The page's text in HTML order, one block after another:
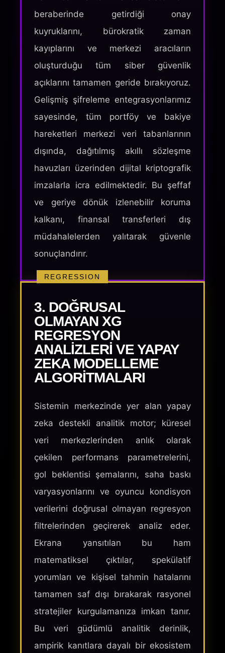
beraberinde getirdiği onay
kuyruklarını, bürokratik zaman
kayıplarını ve merkezi aracıların
oluşturduğu tüm siber güvenlik
açıklarını tamamen geride bırakıyoruz.
Gelişmiş şifreleme entegrasyonlarımız
sayesinde, tüm portföy ve bakiye
hareketleri merkezi veri tabanlarının
dışında, dağıtılmış akıllı sözleşme
havuzları üzerinden dijital kriptografik
imzalarla icra edilmektedir. Bu şeffaf
ve geriye dönük izlenebilir koruma
kalkanı, finansal transferleri dış
müdahalelerden yalıtarak güvenle
sonuçlandırır.
REGRESSION
3. DOĞRUSAL
OLMAYAN XG
REGRESYON
ANALIZLERI VE YAPAY
ZEKA MODELLEME
ALGORITMALARI
Sistemin merkezinde yer alan yapay
zeka destekli analitik motor; küresel
veri merkezlerinden anlık olarak
çekilen performans parametrelerini,
gol beklentisi şemalarını, saha baskı
varyasyonlarını ve oyuncu kondisyon
verilerini doğrusal olmayan regresyon
filtrelerinden geçirerek analiz eder.
Ekrana yansıtılan bu ham
matematiksel çıktılar, spekülatif
yorumları ve kişisel tahmin hatalarını
tamamen saf dışı bırakarak rasyonel
stratejiler kurgulamanıza imkan tanır.
Bu veri güdümlü analitik derinlik,
ampirik kanıtlara dayalı bir ekosistem